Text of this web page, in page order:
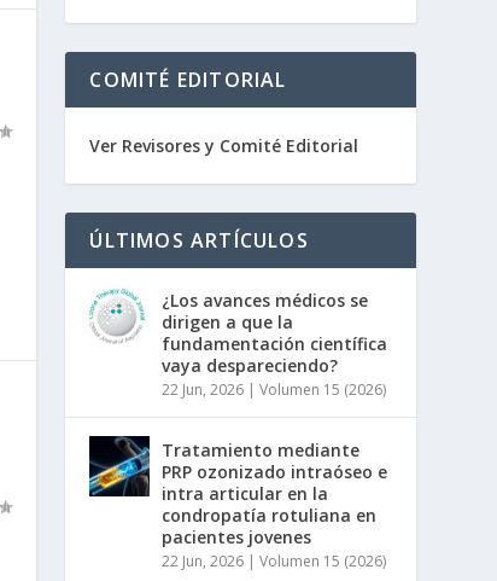
COMITÉ EDITORIAL
Ver Revisores y Comité Editorial
ÚLTIMOS ARTÍCULOS
¿Los avances médicos se
dirigen a que la
fundamentación científica
vaya despareciendo?
22 Jun, 2026 |Volumen 15 (2026)
Tratamiento mediante
PRP ozonizado intraóseo e
intra articular en la
condropatía rotuliana en
pacientes jovenes
22 Jun, 2026 |Volumen 15 (2026)